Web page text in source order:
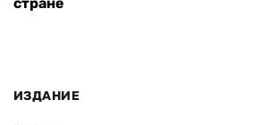
ИЗДАНИЕ